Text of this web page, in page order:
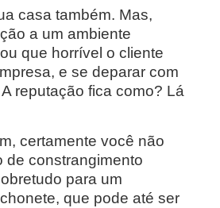
casa também. Mas,
a um ambiente
que horrível o cliente
e se deparar com
reputação fica como? Lá
certamente você não
de constrangimento
para um
que pode até ser